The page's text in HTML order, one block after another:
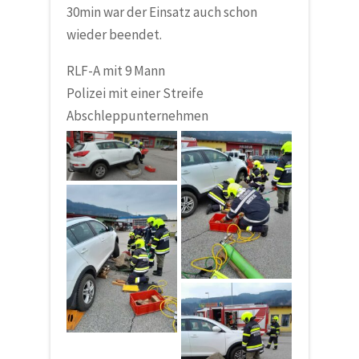
30min war der Einsatz auch schon
wieder beendet.
RLF-A mit 9 Mann
Polizei mit einer Streife
Abschleppunternehmen